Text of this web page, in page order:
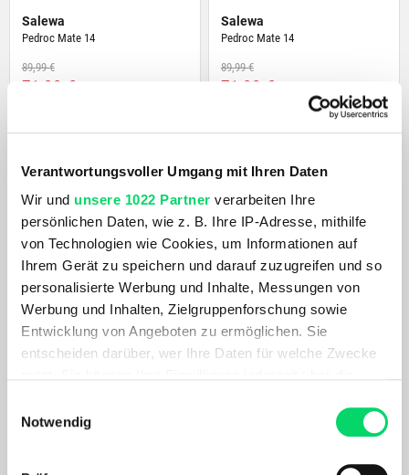
Verantwortungsvoller Umgang mit Ihren Daten
Wir und unsere 1022 Partner verarbeiten Ihre
persönlichen Daten, wie z. B. Ihre IP-Adresse, mithilfe
von Technologien wie Cookies, um Informationen auf
Ihrem Gerät zu speichern und darauf zuzugreifen und so
personalisierte Werbung und Inhalte, Messungen von
Werbung und Inhalten, Zielgruppenforschung sowie
Entwicklung von Angeboten zu ermöglichen. Sie
entscheiden darüber, wer Ihre Daten für welche Zwecke
Trigger Symbol ändern oder widerrufen
Notwendig
Salewa
Pedroc Mate 14
89,99 €
71,99 €
Salewa
Pedroc Mate 14
89,99 €
71,99 €
Salewa
Pedroc Mate 18
Salewa
Micro II 850 Quattro Left Zip